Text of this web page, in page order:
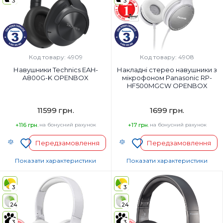
Вага, г:
197 г
Тип підключення:
Бездротові
Ні
Вага, г:
130 г
Тип підключення:
Дротовий
Код товару: 4909
Навушники Technics EAH-
A800G-K OPENBOX
11599 грн.
+116 грн. на бонусний рахунок
Передзамовлення
Тип навушників:
Повнорозмірні
Діапазон частот навушників, Гц:
4-40000 Гц
Мікрофон:
Показати характеристики
Код товару: 4908
Накладні стерео навушники з
мікрофоном Panasonic RP-
HF500MGCW OPENBOX
1699 грн.
+17 грн. на бонусний рахунок
Передзамовлення
Тип навушників:
Повнорозмірні
Діапазон частот навушників, Гц:
9-26000 Гц
Мікрофон:
Показати характеристики
3
24
3
24